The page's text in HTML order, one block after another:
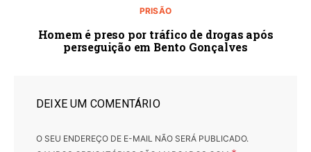
PRISÃO
Homem é preso por tráfico de drogas após
perseguição em Bento Gonçalves
DEIXE UM COMENTÁRIO
O SEU ENDEREÇO DE E-MAIL NÃO SERÁ PUBLICADO.